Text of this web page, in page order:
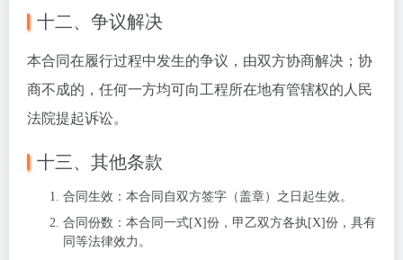
十二、争议解决
本合同在履行过程中发生的争议，由双方协商解决；协
商不成的，任何一方均可向工程所在地有管辖权的人民
法院提起诉讼。
十三、其他条款
合同生效 ：本合同自双方签字（盖章）之日起生效。
合同份数 ：本合同一式[X]份，甲乙双方各执[X]份，具有
同等法律效力。